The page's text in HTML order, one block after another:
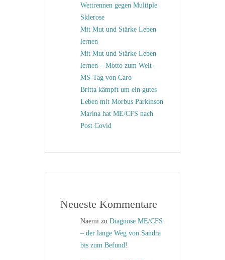
Wettrennen gegen Multiple
Sklerose
Mit Mut und Stärke Leben
lernen
Mit Mut und Stärke Leben
lernen – Motto zum Welt-
MS-Tag von Caro
Britta kämpft um ein gutes
Leben mit Morbus Parkinson
Marina hat ME/CFS nach
Post Covid
Neueste Kommentare
Naemi zu Diagnose ME/CFS
– der lange Weg von Sandra
bis zum Befund!